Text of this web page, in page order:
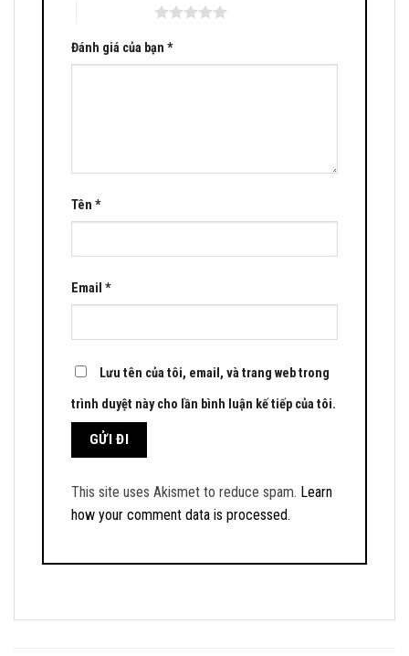
Đánh giá của bạn *
Tên *
Email *
Lưu tên của tôi, email, và trang web trong
trình duyệt này cho lần bình luận kế tiếp của tôi.
This site uses Akismet to reduce spam. Learn
how your comment data is processed.